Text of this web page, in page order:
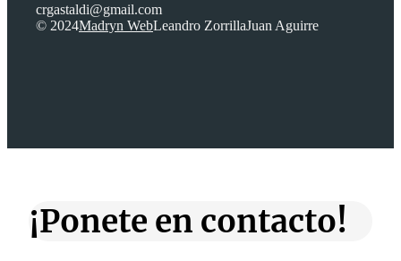
crgastaldi@gmail.com
© 2024Madryn WebLeandro ZorrillaJuan Aguirre
¡Ponete en contacto!